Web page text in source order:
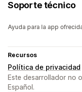
Soporte técnico
Ayuda para la app
Recursos
Política de privacidad
Este desarrollador no
Español.